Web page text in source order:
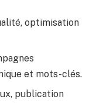
optimisation
et mots-clés.
publication